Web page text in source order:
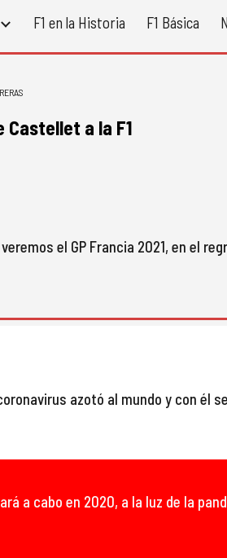
Skip to navigation
F1 en la Historia F1 Básica
Castellet a la F1
el GP Francia 2021, en el
azotó al mundo y con él
a cabo en 2020, a la luz de la